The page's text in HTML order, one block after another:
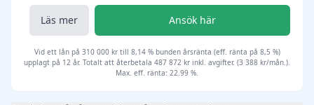
Läs mer Ansök här
Vid ett lån på 310 000 kr till 8,14 % bunden årsränta (eff. ränta på 8,5 %)
upplagt på 12 år. Totalt att återbetala 487 872 kr inkl. avgifter. (3 388 kr/mån.).
Max. eff. ränta: 22.99 %.